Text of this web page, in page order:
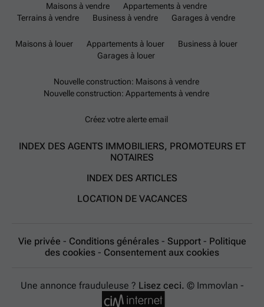
Maisons à vendre
Appartements à vendre
Terrains à vendre
Business à vendre Garages à vendre
Maisons à louer Appartements à louer
Business à louer
Garages à louer
Nouvelle construction: Maisons à vendre
Nouvelle construction: Appartements à vendre
Créez votre alerte email
INDEX DES AGENTS IMMOBILIERS, PROMOTEURS ET
NOTAIRES
INDEX DES ARTICLES
LOCATION DE VACANCES
Vie privée - Conditions générales - Support - Politique
des cookies - Consentement aux cookies
Une annonce frauduleuse ? Lisez ceci. © Immovlan -